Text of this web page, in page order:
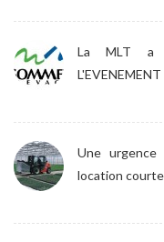
La MLT a
L'EVENEMENT
Une urgence
location